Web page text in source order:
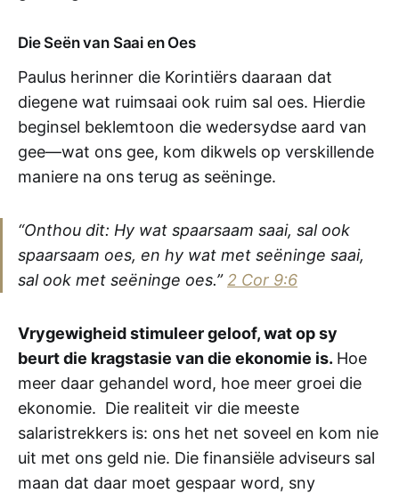
Die Seën van Saai en Oes
Paulus herinner die Korintiërs daaraan dat
diegene wat ruimsaai ook ruim sal oes. Hierdie
beginsel beklemtoon die wedersydse aard van
gee—wat ons gee, kom dikwels op verskillende
maniere na ons terug as seëninge.
“Onthou dit: Hy wat spaarsaam saai, sal ook
spaarsaam oes, en hy wat met seëninge saai,
sal ook met seëninge oes.” 2 Cor 9:6
Vrygewigheid stimuleer geloof, wat op sy
beurt die kragstasie van die ekonomie is. Hoe
meer daar gehandel word, hoe meer groei die
ekonomie. Die realiteit vir die meeste
salaristrekkers is: ons het net soveel en kom nie
uit met ons geld nie. Die finansiële adviseurs sal
maan dat daar moet gespaar word, sny